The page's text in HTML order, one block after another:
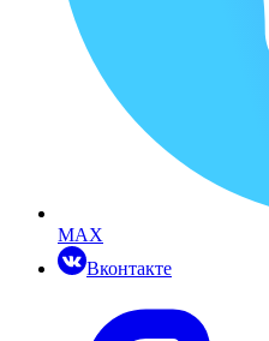
MAX
Вконтакте